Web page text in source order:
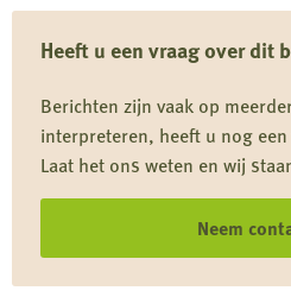
Heeft u een vraag over dit
Berichten zijn vaak op
interpreteren, heeft u nog
Laat het ons weten en wij
Neem
wijziging
juridische
populatiebeheer
exoten
dieren